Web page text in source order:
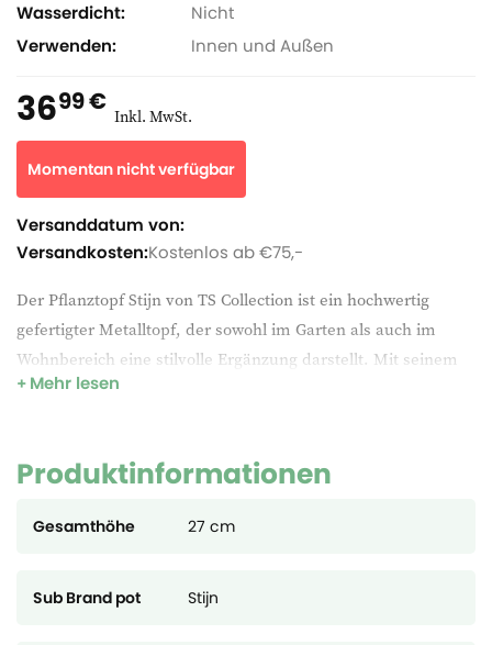
Der Pflanztopf Stijn von TS Collection ist ein hochwertig
gefertigter Metalltopf, der sowohl im Garten als auch im
Wohnbereich eine stilvolle Ergänzung darstellt. Mit seinem
glatten, runden Design wirkt er modern und elegant. Das
Einsatz sorgen. Der Topf ist mit einem Wasserablaufloch und
Mehr lesen
Wasserdicht
Nicht
Verwenden
Innen und Außen
3699 € Inkl. MwSt.
Momentan nicht verfügbar
Versanddatum von:
Versandkosten:Kostenlos ab €75,-
Produktinformationen
Gesamthöhe 27 cm
Sub Brand pot Stijn